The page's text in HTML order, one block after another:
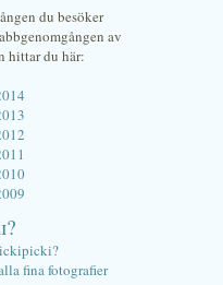
du besöker
av
hittar du här:
fina fotografier